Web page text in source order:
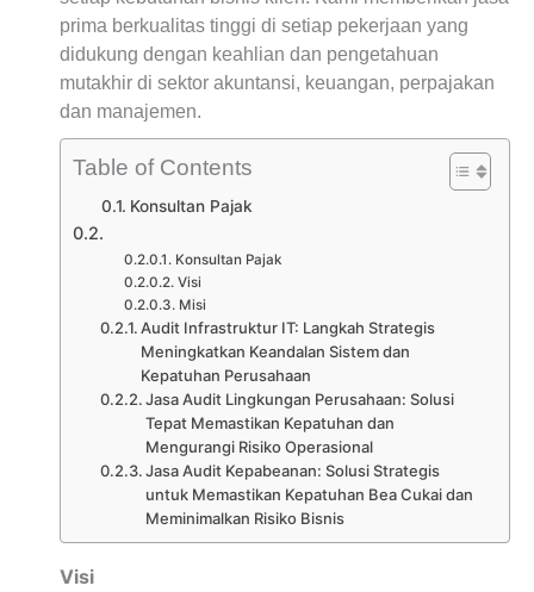
prima berkualitas tinggi di setiap pekerjaan yang
didukung dengan keahlian dan pengetahuan
mutakhir di sektor akuntansi, keuangan, perpajakan
dan manajemen.
Table of Contents
Konsultan Pajak
Konsultan Pajak
Visi
Misi
Audit Infrastruktur IT: Langkah Strategis
Meningkatkan Keandalan Sistem dan
Kepatuhan Perusahaan
Jasa Audit Lingkungan Perusahaan: Solusi
Tepat Memastikan Kepatuhan dan
Mengurangi Risiko Operasional
Jasa Audit Kepabeanan: Solusi Strategis
untuk Memastikan Kepatuhan Bea Cukai dan
Meminimalkan Risiko Bisnis
Visi